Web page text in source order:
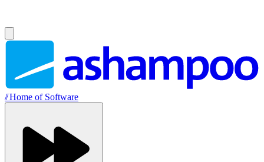
//Home of Software